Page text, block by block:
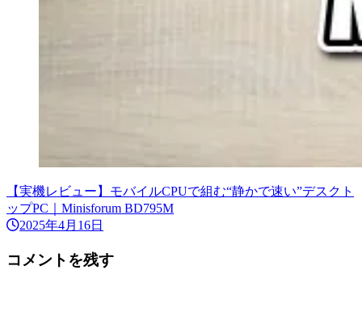
【実機レビュー】モバイルCPUで組む“静かで速い”デスクト
ップPC｜Minisforum BD795M
2025年4月16日
コメントを残す